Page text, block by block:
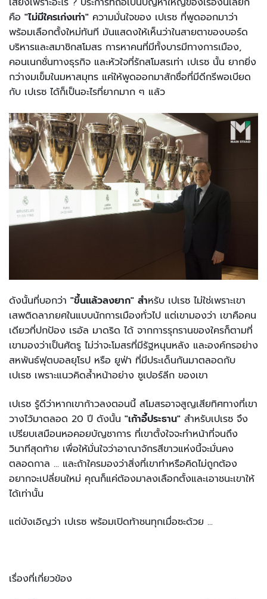
คือ "ไม่มีใครเก่งเท่า" ความมั่นใจของ เปเรซ ที่พูดออกมาว่า
พร้อมเลือกตั้งใหม่ทันที มันแสดงให้เห็นว่าในสายตาของบอร์ด
บริหารและสมาชิกสโมสร การหาคนที่มีทั้งบารมีทางการเมือง,
คอนเนกชั่นทางธุรกิจ และหัวใจที่รักสโมสรเท่า เปเรซ นั้น ยากยิ่ง
กว่างมเข็มในมหาสมุทร แค่ให้พูดออกมาสักชื่อที่มีดีกรีพอเบียด
กับ เปเรซ ได้ก็เป็นอะไรที่ยากมาก ๆ แล้ว
ดังนั้นที่บอกว่า "ขึ้นแล้วลงยาก" สำหรับ เปเรซ ไม่ใช่เพราะเขา
เสพติดลาภยศในแบบนักการเมืองทั่วไป แต่เขามองว่า เขาคือคน
เดียวที่ปกป้อง เรอัล มาดริด ได้ จากการรุกรานของใครก็ตามที่
เขามองว่าเป็นศัตรู ไม่ว่าจะโมสรที่มีรัฐหนุนหลัง และองค์กรอย่าง
สหพันธ์ฟุตบอลยุโรป หรือ ยูฟ่า ที่มีประเด็นกันมาตลอดกับ
เปเรซ เพราะแนวคิดล้ำหน้าอย่าง ซูเปอร์ลีก ของเขา
เปเรซ รู้ดีว่าหากเขาก้าวลงตอนนี้ สโมสรอาจสูญเสียทิศทางที่เขา
วางไว้มาตลอด 20 ปี ดังนั้น "เก้าอี้ประธาน" สำหรับเปเรซ จึง
เปรียบเสมือนหอคอยบัญชาการ ที่เขาตั้งใจจะทำหน้าที่จนถึง
วินาทีสุดท้าย เพื่อให้มั่นใจว่าอาณาจักรสีขาวแห่งนี้จะมั่นคง
ตลอดกาล ... และถ้าใครมองว่าสิ่งที่เขาทำหรือคิดไม่ถูกต้อง
อยากจะเปลี่ยนใหม่ คุณก็แค่ต้องมาลงเลือกตั้งและเอาชนะเขาให้
ได้เท่านั้น
แต่บังเอิญว่า เปเรซ พร้อมเปิดท้าชนทุกเมื่อซะด้วย ...
เรื่องที่เกี่ยวข้อง